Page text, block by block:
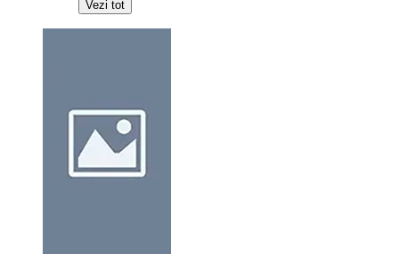
Vezi tot